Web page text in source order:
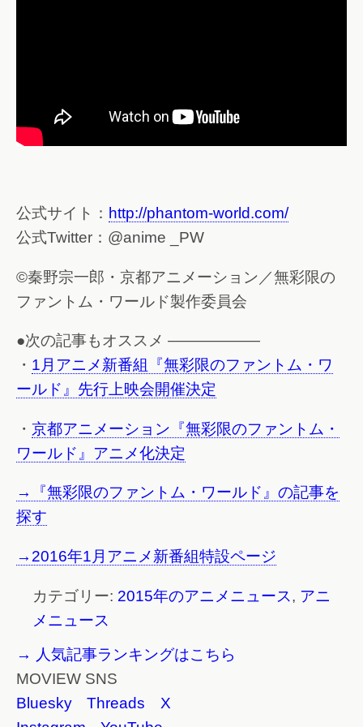
公式サイト： http://phantom-world.com/
公式Twitter：@anime _PW
©秦野宗一郎・京都アニメーション／無彩限の
ファントム・ワールド製作委員会
●次の記事もオススメ ——————
・ 1月アニメ新番組『無彩限のファントム・ワ
ールド』先行上映会開催決定
・ 京都アニメーション『無彩限のファントム・
ワールド』アニメ化決定
→『無彩限のファントム・ワールド』の記事を
探す
→2016年1月アニメ新番組特設ページ
カテゴリー: 2015年のアニメニュース, アニ
メニュース
→ 人気記事ランキングはこちら
MOVIEW SNS
Bluesky
Threads
X